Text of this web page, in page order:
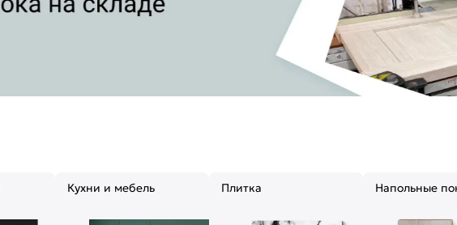
Кухни и мебель Плитка Напольные